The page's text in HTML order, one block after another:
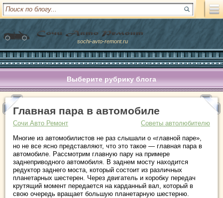
sochi-avto-remont.ru
Выберите рубрику блога
Главная пара в автомобиле
Сочи Авто Ремонт
Советы автолюбителю
Многие из автомобилистов не раз слышали о «главной паре»,
но не все ясно представляют, что это такое — главная пара в
автомобиле. Рассмотрим главную пару на примере
заднеприводного автомобиля. В заднем мосту находится
редуктор заднего моста, который состоит из различных
планетарных шестерен. Через двигатель и коробку передач
крутящий момент передается на карданный вал, который в
свою очередь вращает большую планетарную шестерню.